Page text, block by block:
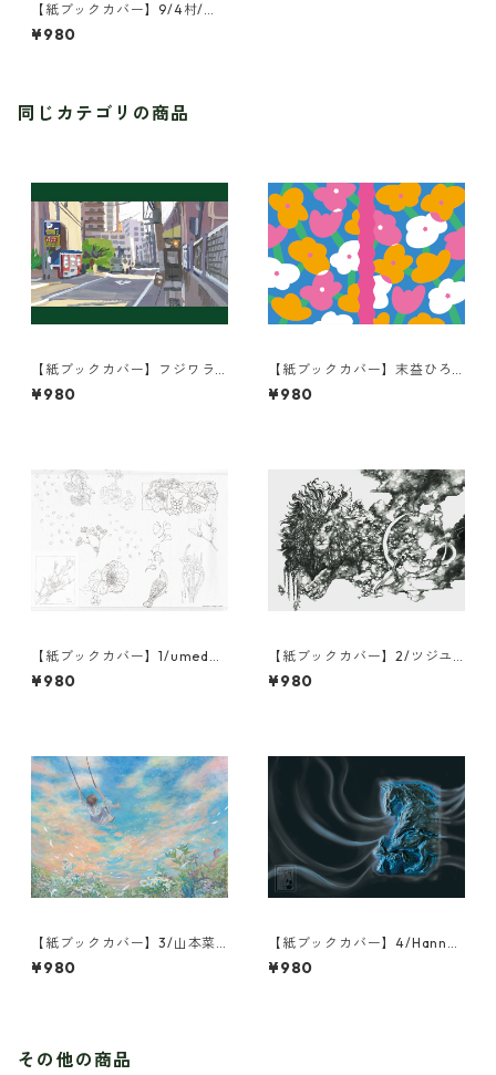
【紙ブックカバー】9/4村/本
は、人生と共に
¥980
同じカテゴリの商品
【紙ブックカバー】フジワラ
ヨシト/街の風景
¥980
【紙ブックカバー】末益ひろ
こ/KUKKA
¥980
【紙ブックカバー】1/umeda/
更
¥980
【紙ブックカバー】2/ツジユ
ウコ/瞬きの夜
¥980
【紙ブックカバー】3/山本菜
月/たかく遠く
¥980
【紙ブックカバー】4/Hanna
Juno/Answering the Call/運
命を造る
¥980
その他の商品